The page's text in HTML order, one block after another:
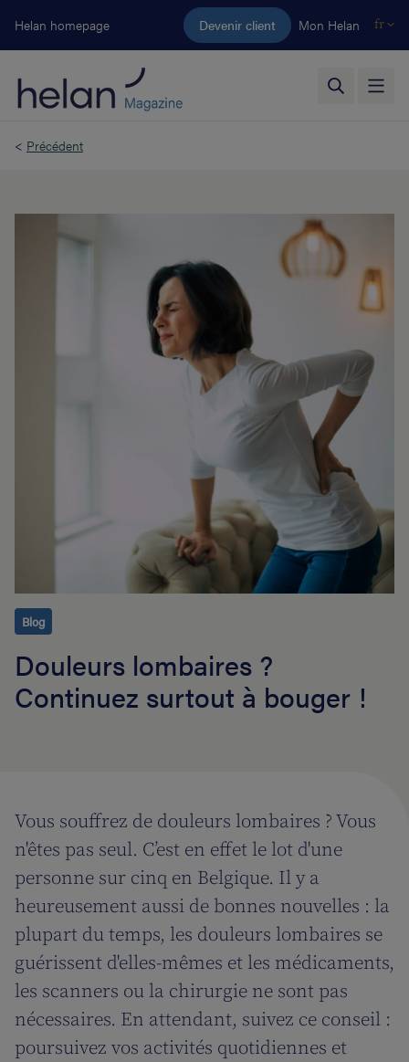
Aller au contenu principal
Helan homepage Devenir client Mon Helan fr
< Précédent
Blog
Douleurs lombaires ?
Continuez surtout à bouger !
Vous souffrez de douleurs lombaires ? Vous
n'êtes pas seul. C’est en effet le lot d'une
personne sur cinq en Belgique. Il y a
heureusement aussi de bonnes nouvelles : la
plupart du temps, les douleurs lombaires se
guérissent d'elles-mêmes et les médicaments,
les scanners ou la chirurgie ne sont pas
nécessaires. En attendant, suivez ce conseil :
poursuivez vos activités quotidiennes et